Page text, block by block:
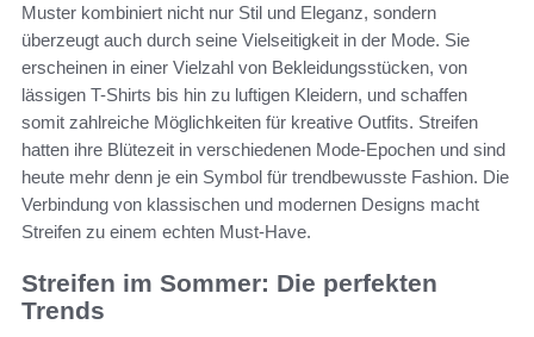
Muster kombiniert nicht nur Stil und Eleganz, sondern
überzeugt auch durch seine Vielseitigkeit in der Mode. Sie
erscheinen in einer Vielzahl von Bekleidungsstücken, von
lässigen T-Shirts bis hin zu luftigen Kleidern, und schaffen
somit zahlreiche Möglichkeiten für kreative Outfits. Streifen
hatten ihre Blütezeit in verschiedenen Mode-Epochen und sind
heute mehr denn je ein Symbol für trendbewusste Fashion. Die
Verbindung von klassischen und modernen Designs macht
Streifen zu einem echten Must-Have.
Streifen im Sommer: Die perfekten
Trends